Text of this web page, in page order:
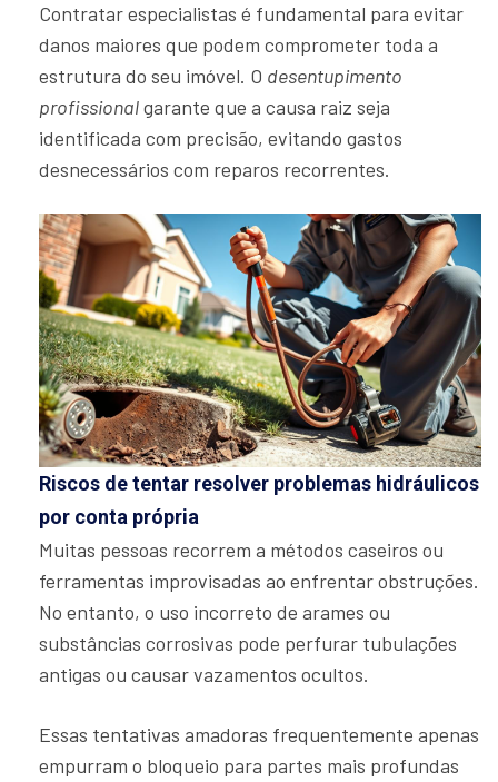
Contratar especialistas é fundamental para evitar
danos maiores que podem comprometer toda a
estrutura do seu imóvel. O desentupimento
profissionalgarante que a causa raiz seja
identificada com precisão, evitando gastos
desnecessários com reparos recorrentes.
Riscos de tentar resolver problemas hidráulicos
por conta própria
Muitas pessoas recorrem a métodos caseiros ou
ferramentas improvisadas ao enfrentar obstruções.
No entanto, o uso incorreto de arames ou
substâncias corrosivas pode perfurar tubulações
antigas ou causar vazamentos ocultos.
Essas tentativas amadoras frequentemente apenas
empurram o bloqueio para partes mais profundas